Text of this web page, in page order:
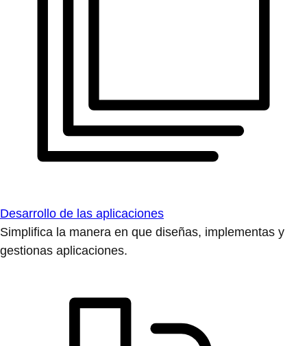
Desarrollo de las aplicaciones
Simplifica la manera en que diseñas, implementas y
gestionas aplicaciones.